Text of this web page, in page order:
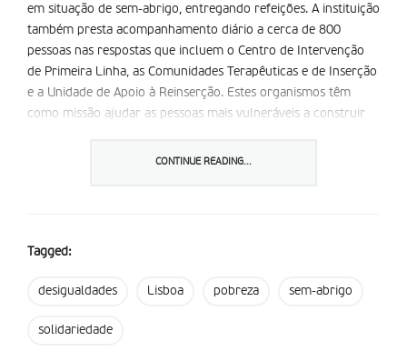
em situação de sem-abrigo, entregando refeições. A instituição
também presta acompanhamento diário a cerca de 800
pessoas nas respostas que incluem o Centro de Intervenção
de Primeira Linha, as Comunidades Terapêuticas e de Inserção
e a Unidade de Apoio à Reinserção. Estes organismos têm
como missão ajudar as pessoas mais vulneráveis a construir
CONTINUE READING...
Tagged:
desigualdades Lisboa pobreza sem-abrigo
solidariedade